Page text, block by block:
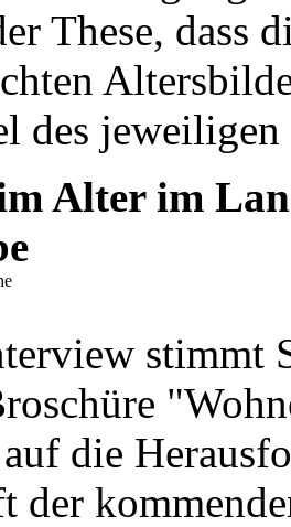
These, dass
des
Alter im
stimmt
die
der